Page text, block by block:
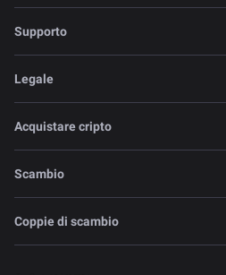
Supporto
Legale
Acquistare cripto
Scambio
Coppie di scambio